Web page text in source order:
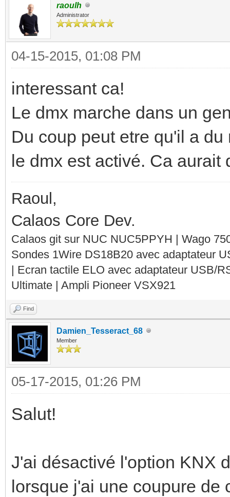
raoulh
Administrator
04-15-2015, 01:08 PM
interessant ca!
Le dmx marche dans un
Du coup peut etre qu'il a
le dmx est activé. Ca aurait
Raoul,
Calaos Core Dev.
Calaos git sur NUC NUC5PPYH | Wago
Sondes 1Wire DS18B20 avec adaptateur
| Ecran tactile ELO avec adaptateur USB/
Ultimate | Ampli Pioneer VSX921
Find
Damien_Tesseract_68
Member
05-17-2015, 01:26 PM
Salut!
J'ai désactivé l'option KNX
lorsque j'ai une coupure de